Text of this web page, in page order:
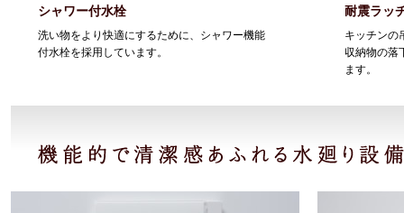
シャワー付水栓
洗い物をより快適にするために、シャワー機能
付水栓を採用しています。
耐震ラッ
キッチンの
収納物の落
ます。